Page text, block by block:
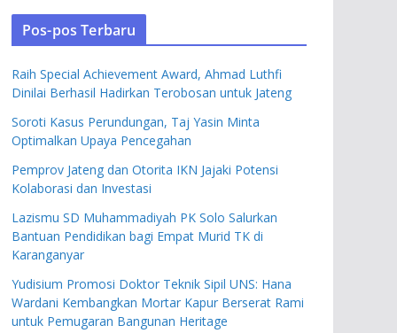
Pos-pos Terbaru
Raih Special Achievement Award, Ahmad Luthfi
Dinilai Berhasil Hadirkan Terobosan untuk Jateng
Soroti Kasus Perundungan, Taj Yasin Minta
Optimalkan Upaya Pencegahan
Pemprov Jateng dan Otorita IKN Jajaki Potensi
Kolaborasi dan Investasi
Lazismu SD Muhammadiyah PK Solo Salurkan
Bantuan Pendidikan bagi Empat Murid TK di
Karanganyar
Yudisium Promosi Doktor Teknik Sipil UNS: Hana
Wardani Kembangkan Mortar Kapur Berserat Rami
untuk Pemugaran Bangunan Heritage